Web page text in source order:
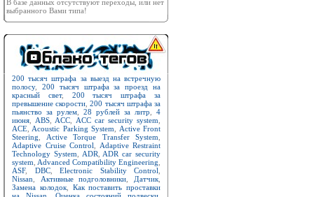
В базе данных отсутствуют переходы, или нет
выбранного Вами типа!
200 тысяч штрафа за выезд на встречную
полосу, 200 тысяч штрафа за проезд на
красный свет, 200 тысяч штрафа за
превышение скорости ,200 тысяч штрафа за
пьянство за рулем
28 рублей за литр
4
июня
ABS ACC ACC car security system
ACE Acoustic Parking System
Active Front
Steering
Active Torque Transfer System
Adaptive Cruise Control
Adaptive Restraint
Technology System
ADR
ADR car security
system Advanced Compatibility Engineering
ASF, DBC, Electronic Stability Control
Nissan
Активные подголовники Датчик
Замена колодок, Как поставить проставки